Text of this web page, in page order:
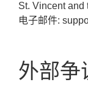
St. Vincent and
电子邮件:
外部争